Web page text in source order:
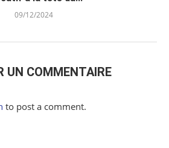
09/12/2024
UN COMMENTAIRE
to post a comment.